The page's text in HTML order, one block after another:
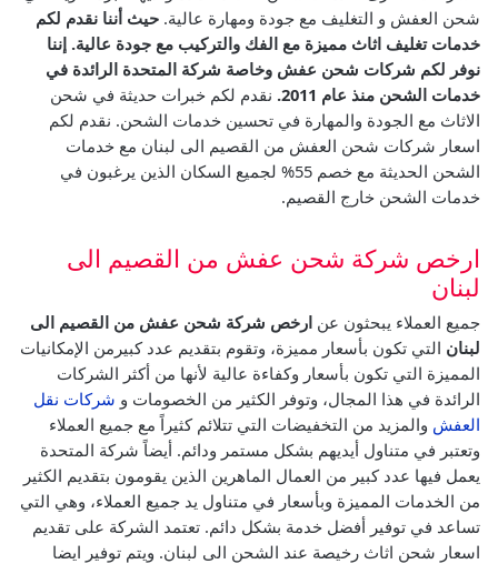
شحن العفش و التغليف مع جودة ومهارة عالية. حيث أننا نقدم لكم
خدمات تغليف اثاث مميزة مع الفك والتركيب مع جودة عالية. إننا
نوفر لكم شركات شحن عفش وخاصة شركة المتحدة الرائدة في
خدمات الشحن منذ عام 2011.
نقدم لكم خبرات حديثة في شحن
الاثاث مع الجودة والمهارة في تحسين خدمات الشحن. نقدم لكم
اسعار شركات شحن العفش من القصيم الى لبنان مع خدمات
الشحن الحديثة مع خصم 55% لجميع السكان الذين يرغبون في
خدمات الشحن خارج القصيم.
ارخص شركة شحن عفش من القصيم الى
لبنان
جميع العملاء يبحثون عن ارخص شركة شحن عفش من القصيم الى
لبنان التي تكون بأسعار مميزة، وتقوم بتقديم عدد كبيرمن الإمكانيات
المميزة التي تكون بأسعار وكفاءة عالية لأنها من أكثر الشركات
الرائدة في هذا المجال، وتوفر الكثير من الخصومات و شركات نقل
العفش والمزيد من التخفيضات التي تتلائم كثيراً مع جميع العملاء
وتعتبر في متناول أيديهم بشكل مستمر ودائم. أيضاً شركة المتحدة
يعمل فيها عدد كبير من العمال الماهرين الذين يقومون بتقديم الكثير
من الخدمات المميزة وبأسعار في متناول يد جميع العملاء، وهي التي
تساعد في توفير أفضل خدمة بشكل دائم. تعتمد الشركة على تقديم
اسعار شحن اثاث رخيصة عند الشحن الى لبنان. ويتم توفير ايضا